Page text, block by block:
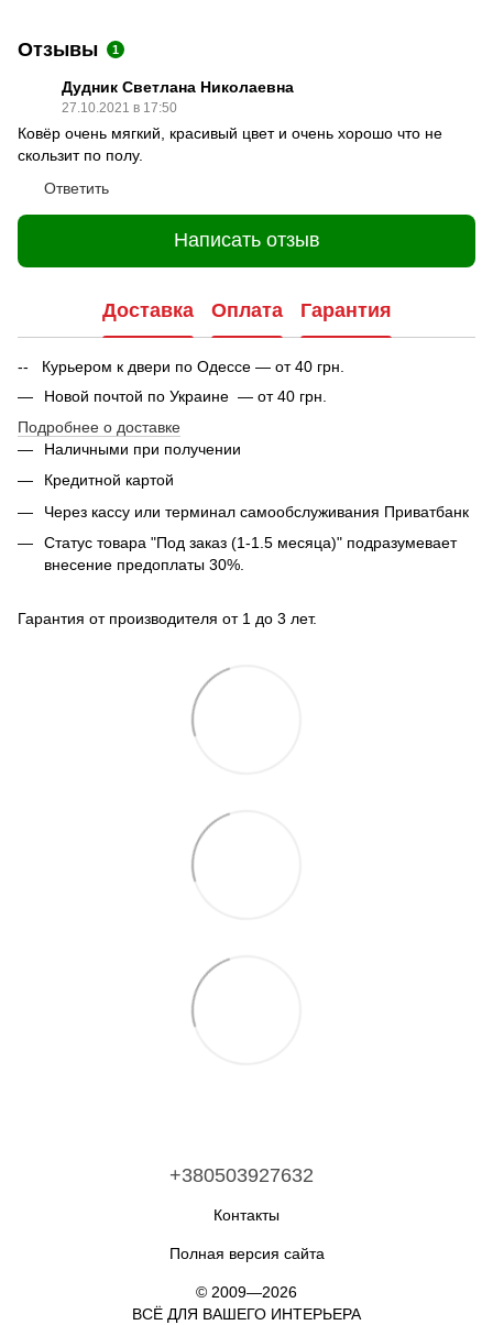
Отзывы 1
Дудник Светлана Николаевна
27.10.2021 в 17:50
Ковёр очень мягкий, красивый цвет и очень хорошо что не
скользит по полу.
Ответить
Написать отзыв
Доставка Оплата Гарантия
-- Курьером к двери по Одессе — от 40 грн.
Новой почтой по Украине — от 40 грн.
Подробнее о доставке
Наличными при получении
Кредитной картой
Через кассу или терминал самообслуживания Приватбанк
Статус товара "Под заказ (1-1.5 месяца)" подразумевает
внесение предоплаты 30%.
Гарантия от производителя от 1 до 3 лет.
+380503927632
Контакты
Полная версия сайта
© 2009—2026
ВСЁ ДЛЯ ВАШЕГО ИНТЕРЬЕРА